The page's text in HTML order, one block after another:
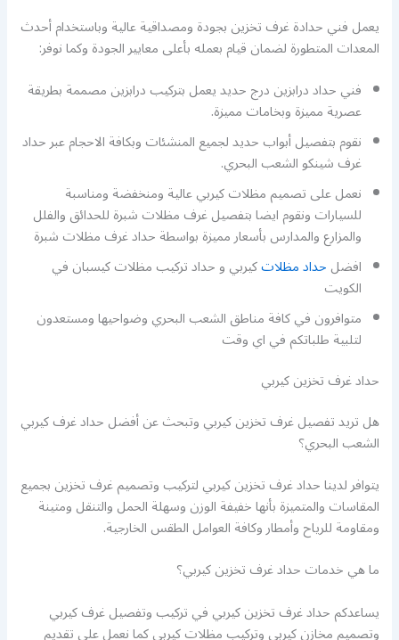
يعمل فني حدادة غرف تخزين بجودة ومصداقية عالية وباستخدام أحدث
المعدات المتطورة لضمان قيام بعمله بأعلى معايير الجودة وكما نوفر:
فني حداد درابزين درج حديد يعمل بتركيب درابزين مصممة بطريقة
عصرية مميزة وبخامات مميزة.
نقوم بتفصيل أبواب حديد لجميع المنشئات وبكافة الاحجام عبر حداد
غرف شينكو الشعب البحري.
نعمل على تصميم مظلات كيربي عالية ومنخفضة ومناسبة
للسيارات ونقوم ايضا بتفصيل غرف مظلات شبرة للحدائق والفلل
والمزارع والمدارس بأسعار مميزة بواسطة حداد غرف مظلات شبرة
افضلحداد مظلاتكيربي و حداد تركيب مظلات كيسبان في
الكويت
متوافرون في كافة مناطق الشعب البحري وضواحيها ومستعدون
لتلبية طلباتكم في اي وقت
حداد غرف تخزين كيربي
هل تريد تفصيل غرف تخزين كيربي وتبحث عن أفضل حداد غرف كيربي
الشعب البحري؟
يتوافر لدينا حداد غرف تخزين كيربي لتركيب وتصميم غرف تخزين بجميع
المقاسات والمتميزة بأنها خفيفة الوزن وسهلة الحمل والتنقل ومتينة
ومقاومة للرياح وأمطار وكافة العوامل الطقس الخارجية.
ما هي خدمات حداد غرف تخزين كيربي؟
يساعدكم حداد غرف تخزين كيربي في تركيب وتفصيل غرف كيربي
وتصميم مخازن كيربي وتركيب مظلات كيربي كما نعمل على تقديم